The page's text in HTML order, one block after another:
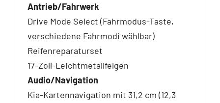
Antrieb/Fahrwerk
Drive Mode Select (Fahrmodus-Taste,
verschiedene Fahrmodi wählbar)
Reifenreparaturset
17-Zoll-Leichtmetallfelgen
Audio/Navigation
Kia-Kartennavigation mit 31,2 cm (12,3